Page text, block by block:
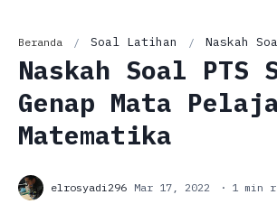
Beranda Soal Latihan Naskah Soal PTS
Naskah Soal PTS
Genap Mata
Matematika
1 min